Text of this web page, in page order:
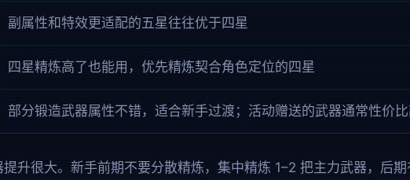
副属性和特效更适配的五星往往优于四星
四星精炼高了也能用，优先精炼契合角色定位的四星
部分锻造武器属性不错，适合新手过渡；活动赠送的武器通常性价
升很大。新手前期不要分散精炼，集中精炼 1–2 把主力武器，后